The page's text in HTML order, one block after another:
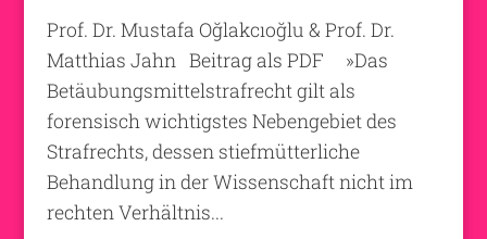
Prof. Dr. Mustafa Oğlakcıoğlu & Prof. Dr.
Matthias Jahn Beitrag als PDF »Das
Betäubungsmittelstrafrecht gilt als
forensisch wichtigstes Nebengebiet des
Strafrechts, dessen stiefmütterliche
Behandlung in der Wissenschaft nicht im
rechten Verhältnis...